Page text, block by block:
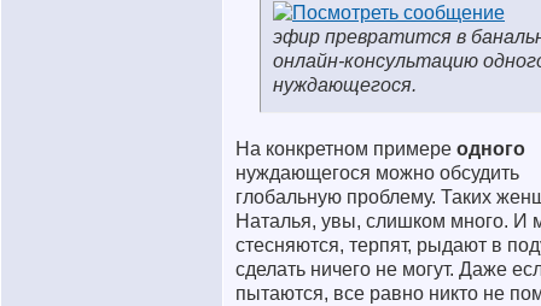
эфир превратится в
онлайн-консультацию
нуждающегося.
На конкретном примере одного
нуждающегося можно обсудить
глобальную проблему. Таких
Наталья, увы, слишком много. И
стесняются, терпят, рыдают в
сделать ничего не могут. Даже
пытаются, все равно никто не